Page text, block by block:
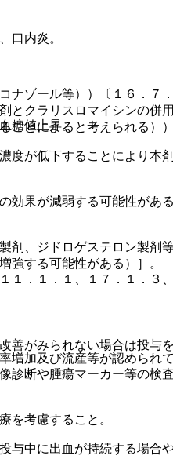
ゾール等））〔１６．７
クラリスロマイシンの併
ことによると考えられる））
が低下することにより本
果が減弱する可能性があ
、ジドロゲステロン製剤
強する可能性がある）］。
加及び流産等が認められ
口内炎。
糖値上昇。
．１．１、１７．１．３
がみられない場合は投与
断や腫瘍マーカー等の検
を考慮すること。
中に出血が持続する場合